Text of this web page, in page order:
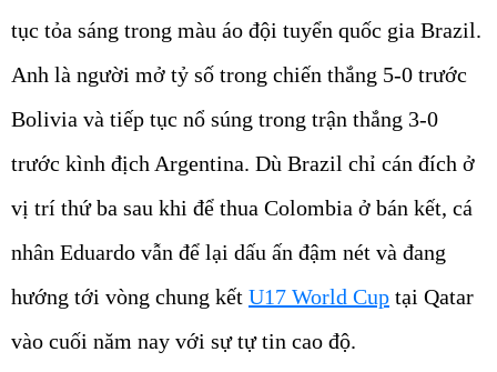
tục tỏa sáng trong màu áo đội tuyển quốc gia Brazil.
Anh là người mở tỷ số trong chiến thắng 5-0 trước
Bolivia và tiếp tục nổ súng trong trận thắng 3-0
trước kình địch Argentina. Dù Brazil chỉ cán đích ở
vị trí thứ ba sau khi để thua Colombia ở bán kết, cá
nhân Eduardo vẫn để lại dấu ấn đậm nét và đang
hướng tới vòng chung kết U17 World Cup tại Qatar
vào cuối năm nay với sự tự tin cao độ.